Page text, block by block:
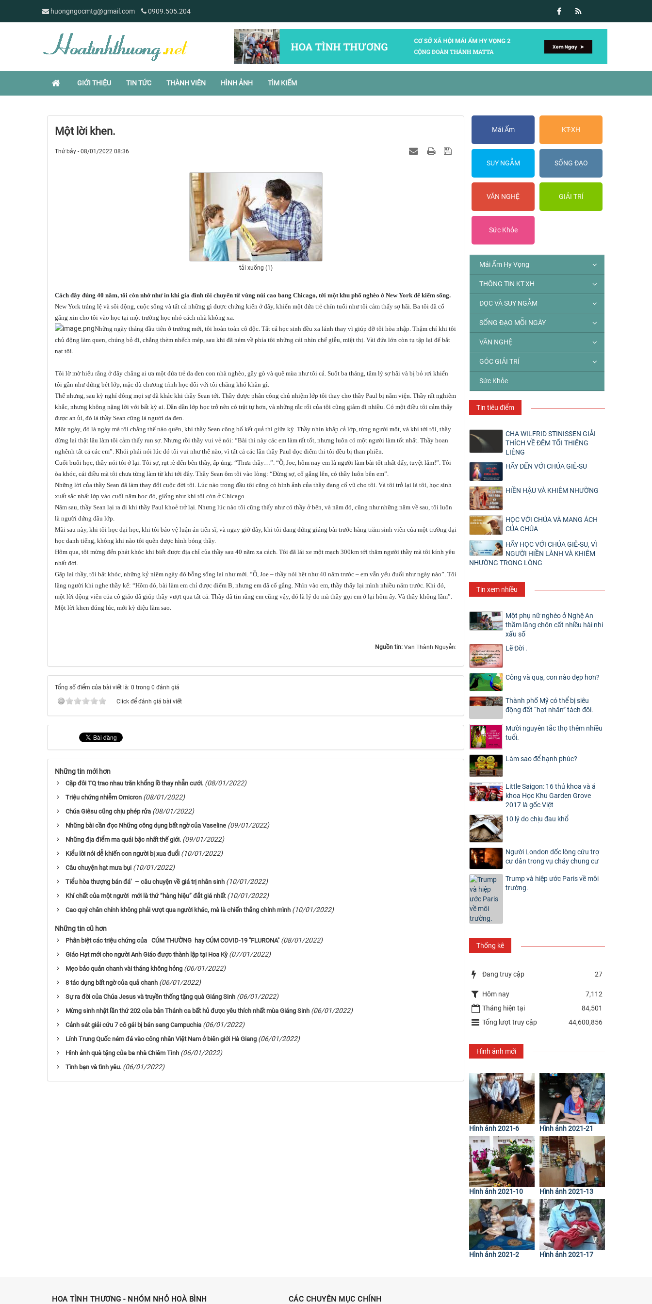
huongngocmtg@gmail.com 0909.505.204
GIỚI THIỆU TIN TỨC THÀNH VIÊN HÌNH ẢNH TÌM KIẾM
Một lời khen.
Thứ bảy - 08/01/2022 08:36
tải xuống (1)
Cách đây đúng 40 năm, tôi còn nhớ như in khi gia đình tôi chuyển từ vùng núi cao bang Chicago, tới một khu phố nghèo ở New York để kiếm sống.
New York tráng lệ và sôi động, cuộc sống và tất cả những gì được chứng kiến ở đây, khiến một đứa trẻ chín tuổi như tôi cảm thấy sợ hãi. Ba tôi đã cố
gắng xin cho tôi vào học tại một trường học nhỏ cách nhà không xa.
Những ngày tháng đầu tiên ở trường mới, tôi hoàn toàn cô độc. Tất cả học sinh đều xa lánh thay vì giúp đỡ tôi hòa nhập. Thậm chí khi tôi
chủ động làm quen, chúng bỏ đi, chẳng thèm nhếch mép, sau khi đã ném về phía tôi những cái nhìn chế giễu, miệt thị. Vài đứa lớn còn tụ tập lại để bắt
nạt tôi.
Tôi lờ mờ hiểu rằng ở đây chẳng ai ưa một đứa trẻ da đen con nhà nghèo, gầy gò và quê mùa như tôi cả. Suốt ba tháng, tâm lý sợ hãi và bị bỏ rơi khiến
tôi gần như đứng bét lớp, mặc dù chương trình học đối với tôi chẳng khó khăn gì.
Thế nhưng, sau kỳ nghỉ đông mọi sự đã khác khi thầy Sean tới. Thầy được phân công chủ nhiệm lớp tôi thay cho thầy Paul bị nằm viện. Thầy rất nghiêm
khắc, nhưng không nặng lời với bất kỳ ai. Dần dần lớp học trở nên có trật tự hơn, và những rắc rối của tôi cũng giảm đi nhiều. Có một điều tôi cảm thấy
được an ủi, đó là thầy Sean cũng là người da đen.
Một ngày, đó là ngày mà tôi chẳng thể nào quên, khi thầy Sean công bố kết quả thi giữa kỳ. Thầy nhìn khắp cả lớp, từng người một, và khi tới tôi, thầy
dừng lại thật lâu làm tôi cảm thấy run sợ. Nhưng rồi thầy vui vẻ nói: “Bài thi này các em làm rất tốt, nhưng luôn có một người làm tốt nhất. Thầy hoan
nghênh tất cả các em”. Khỏi phải nói lúc đó tôi vui như thế nào, vì tất cả các lần thầy Paul đọc điểm thi tôi đều bị than phiền.
Cuối buổi học, thầy nói tôi ở lại. Tôi sợ, rụt rè đến bên thầy, ấp úng: “Thưa thầy…”. “Ồ, Joe, hôm nay em là người làm bài tốt nhất đấy, tuyệt lắm!”. Tôi
òa khóc, cái điều mà tôi chưa từng làm từ khi tới đây. Thầy Sean ôm tôi vào lòng: “Đừng sợ, cố gắng lên, có thầy luôn bên em”.
Những lời của thầy Sean đã làm thay đổi cuộc đời tôi. Lúc nào trong đầu tôi cũng có hình ảnh của thầy đang cổ vũ cho tôi. Và tôi trở lại là tôi, học sinh
xuất sắc nhất lớp vào cuối năm học đó, giống như khi tôi còn ở Chicago.
Năm sau, thầy Sean lại ra đi khi thầy Paul khoẻ trở lại. Nhưng lúc nào tôi cũng thấy như có thầy ở bên, và năm đó, cũng như những năm về sau, tôi luôn
là người đứng đầu lớp.
Mãi sau này, khi tôi học đại học, khi tôi bảo vệ luận án tiến sĩ, và ngay giờ đây, khi tôi đang đứng giảng bài trước hàng trăm sinh viên của một trường đại
học danh tiếng, không khi nào tôi quên được hình bóng thầy.
Hôm qua, tôi mừng đến phát khóc khi biết được địa chỉ của thầy sau 40 năm xa cách. Tôi đã lái xe một mạch 300km tới thăm người thầy mà tôi kính yêu
nhất đời.
Gặp lại thầy, tôi bật khóc, những kỷ niệm ngày đó bỗng sống lại như mới. “Ồ, Joe – thầy nói hệt như 40 năm trước – em vẫn yếu đuối như ngày nào”. Tôi
lặng người khi nghe thầy kể: “Hôm đó, bài làm em chỉ được điểm B, nhưng em đã cố gắng. Nhìn vào em, thầy thấy lại mình nhiều năm trước. Khi đó,
một lời động viên của cô giáo đã giúp thầy vượt qua tất cả. Thầy đã tin rằng em cũng vậy, đó là lý do mà thầy gọi em ở lại hôm ấy. Và thầy không lầm”.
Một lời khen đúng lúc, mới kỳ diệu làm sao.
Nguồn tin: Van Thành Nguyễn:
Tổng số điểm của bài viết là: 0 trong 0 đánh giá
Click để đánh giá bài viết
Những tin mới hơn
Cặp đôi TQ trao nhau trăn khổng lồ thay nhẫn cưới. (08/01/2022)
Triệu chứng nhiễm Omicron (08/01/2022)
Chúa Giêsu cũng chịu phép rửa (08/01/2022)
Những bài cần đọc Những công dụng bất ngờ của Vaseline (09/01/2022)
Những địa điểm ma quái bậc nhất thế giới. (09/01/2022)
Kiểu lời nói dễ khiến con người bị xua đuổi (10/01/2022)
Câu chuyện hạt mưa bụi (10/01/2022)
Tiểu hòa thượng bán đá’ – câu chuyện về giá trị nhân sinh (10/01/2022)
Khí chất của một người mới là thứ “hàng hiệu” đắt giá nhất (10/01/2022)
Cao quý chân chính không phải vượt qua người khác, mà là chiến thắng chính mình (10/01/2022)
Những tin cũ hơn
Phân biệt các triệu chứng của CÚM THƯỜNG hay CÚM COVID-19 "FLURONA" (08/01/2022)
Giáo Hạt mới cho người Anh Giáo được thành lập tại Hoa Kỳ (07/01/2022)
Mẹo bảo quản chanh vài tháng không hỏng (06/01/2022)
8 tác dụng bất ngờ của quả chanh (06/01/2022)
Sự ra đời của Chúa Jesus và truyền thống tặng quà Giáng Sinh (06/01/2022)
Mừng sinh nhật lần thứ 202 của bản Thánh ca bất hủ được yêu thích nhất mùa Giáng Sinh (06/01/2022)
Cảnh sát giải cứu 7 cô gái bị bán sang Campuchia (06/01/2022)
Lính Trung Quốc ném đá vào công nhân Việt Nam ở biên giới Hà Giang (06/01/2022)
Hình ảnh quà tặng của ba nhà Chiêm Tinh (06/01/2022)
Tình bạn và tình yêu. (06/01/2022)
Mái Ấm KT-XH
SUY NGẪM SỐNG ĐẠO
VĂN NGHỆ GIẢI TRÍ
Sức Khỏe
Mái Ấm Hy Vọng
THÔNG TIN KT-XH
ĐỌC VÀ SUY NGẪM
SỐNG ĐẠO MỖI NGÀY
VĂN NGHỆ
GÓC GIẢI TRÍ
Sức Khỏe
Tin tiêu điểm
CHA WILFRID STINISSEN GIẢI
THÍCH VỀ ĐÊM TỐI THIÊNG
LIÊNG
HÃY ĐẾN VỚI CHÚA GIÊ-SU
HIỀN HẬU VÀ KHIÊM NHƯỜNG
HỌC VỚI CHÚA VÀ MANG ÁCH
CỦA CHÚA
HÃY HỌC VỚI CHÚA GIÊ-SU, VÌ
NGƯỜI HIỀN LÀNH VÀ KHIÊM
NHƯỜNG TRONG LÒNG
Tin xem nhiều
Một phụ nữ nghèo ở Nghệ An
thầm lặng chôn cất nhiều hài nhi
xấu số
Lẽ Đời .
Công và quạ, con nào đẹp hơn?
Thành phố Mỹ có thể bị siêu
động đất “hạt nhân” tách đôi.
Mười nguyên tắc thọ thêm nhiều
tuổi.
Làm sao để hạnh phúc?
Little Saigon: 16 thủ khoa và á
khoa Học Khu Garden Grove
2017 là gốc Việt
10 lý do chịu đau khổ
Người London dốc lòng cứu trợ
cư dân trong vụ cháy chung cư
Trump và hiệp ước Paris về môi
trường.
Thống kê
Đang truy cập 27
Hôm nay
7,112
Tháng hiện tại
84,501
Tổng lượt truy cập
44,600,856
Hình ảnh mới
Hình ảnh 2021-6 Hình ảnh 2021-21
Hình ảnh 2021-10 Hình ảnh 2021-13
Hình ảnh 2021-2 Hình ảnh 2021-17
HOA TÌNH THƯƠNG - NHÓM NHỎ HOÀ BÌNH CÁC CHUYÊN MỤC CHÍNH